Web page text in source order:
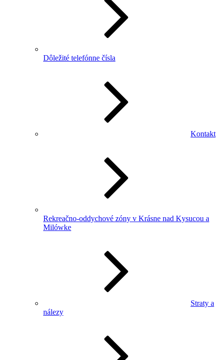
Dôležité telefónne čísla
Kontakt
Rekreačno-oddychové zóny v Krásne nad Kysucou a
Milówke
Straty a
nálezy